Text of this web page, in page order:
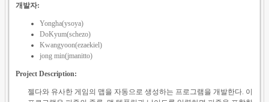
개발자:
Yongha(ysoya)
DoKyum(schezo)
Kwangyoon(ezaekiel)
jong min(jmanitto)
Project Description:
젤다와 유사한 게임의 맵을 자동으로 생성하는 프로그램을 개발한다. 이